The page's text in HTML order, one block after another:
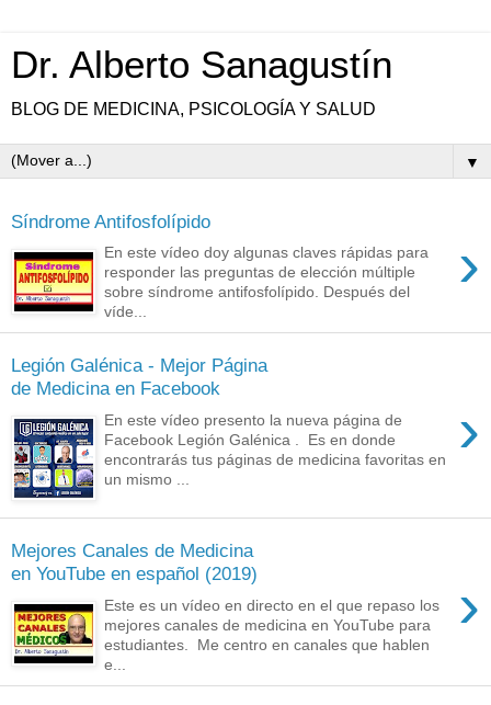
Dr. Alberto Sanagustín
BLOG DE MEDICINA, PSICOLOGÍA Y SALUD
▼
Síndrome Antifosfolípido
›
En este vídeo doy algunas claves rápidas para
responder las preguntas de elección múltiple
sobre síndrome antifosfolípido. Después del
víde...
Legión Galénica - Mejor Página
de Medicina en Facebook
›
En este vídeo presento la nueva página de
Facebook Legión Galénica . Es en donde
encontrarás tus páginas de medicina favoritas en
un mismo ...
Mejores Canales de Medicina
en YouTube en español (2019)
›
Este es un vídeo en directo en el que repaso los
mejores canales de medicina en YouTube para
estudiantes. Me centro en canales que hablen
e...